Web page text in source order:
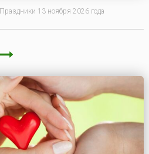
Праздники 13 ноября 2026 года